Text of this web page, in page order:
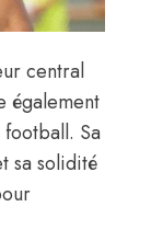
central
également
Sa
sa solidité